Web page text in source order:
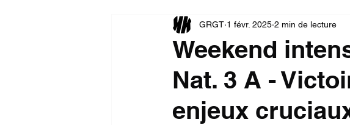
Weekend
Nat. 3 A -
enjeux
GRGT 1 févr. 2025 2 min de lecture